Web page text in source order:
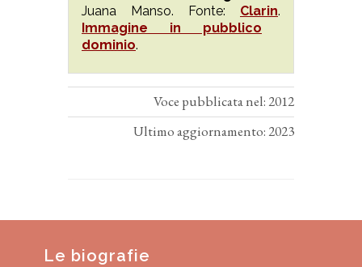
Juana Manso. Fonte: Clarin.
Immagine in pubblico
dominio.
Voce pubblicata nel: 2012
Ultimo aggiornamento: 2023
Le biografie